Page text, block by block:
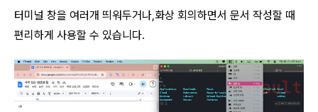
터미널 창을 여러개 띄워두거나,화상 회의하면서 문서 작성할 때
편리하게 사용할 수 있습니다.